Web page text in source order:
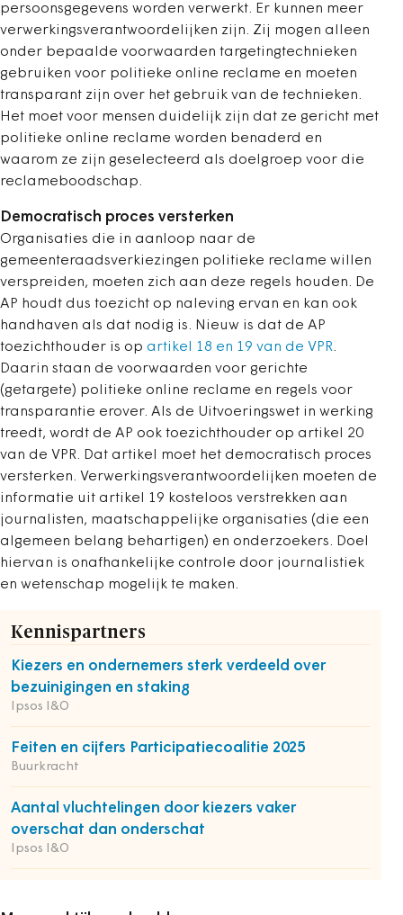
persoonsgegevens worden verwerkt. Er kunnen meer
verwerkingsverantwoordelijken zijn. Zij mogen alleen
onder bepaalde voorwaarden targetingtechnieken
gebruiken voor politieke online reclame en moeten
transparant zijn over het gebruik van de technieken.
Het moet voor mensen duidelijk zijn dat ze gericht met
politieke online reclame worden benaderd en
waarom ze zijn geselecteerd als doelgroep voor die
reclameboodschap.
Democratisch proces versterken
Organisaties die in aanloop naar de
gemeenteraadsverkiezingen politieke reclame willen
verspreiden, moeten zich aan deze regels houden. De
AP houdt dus toezicht op naleving ervan en kan ook
handhaven als dat nodig is. Nieuw is dat de AP
toezichthouder is op artikel 18 en 19 van de VPR.
Daarin staan de voorwaarden voor gerichte
(getargete) politieke online reclame en regels voor
transparantie erover. Als de Uitvoeringswet in werking
treedt, wordt de AP ook toezichthouder op artikel 20
van de VPR. Dat artikel moet het democratisch proces
versterken. Verwerkingsverantwoordelijken moeten de
informatie uit artikel 19 kosteloos verstrekken aan
journalisten, maatschappelijke organisaties (die een
algemeen belang behartigen) en onderzoekers. Doel
hiervan is onafhankelijke controle door journalistiek
en wetenschap mogelijk te maken.
Kennispartners
Kiezers en ondernemers sterk verdeeld over
bezuinigingen en staking
Ipsos I&O
Feiten en cijfers Participatiecoalitie 2025
Buurkracht
Aantal vluchtelingen door kiezers vaker
overschat dan onderschat
Ipsos I&O